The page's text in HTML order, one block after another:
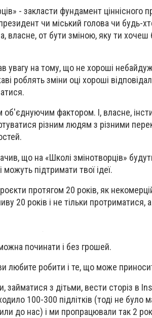
- закласти фундамент ціннісного
чи міський голова чи будь-
власне, от бути зміною, яку ти хочеш
увагу на тому, що не хороші
роблять зміни оці хороші
об'єднуючим фактором. І, власне,
різним людям з різними
що на «Школі змінотворців»
підтримати твої ідеї.
протягом 20 років, як
20 років і не тільки
починати і без грошей.
любите робити і те, що може
займатися з дітьми, вести сторіз в I
100-300 підлітків (тоді не було
до нас) і ми пропрацювали так 2